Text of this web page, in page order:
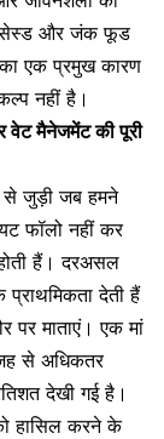
और जंक फूड
का एक प्रमुख कारण
नहीं है।
वेट मैनेजमेंट की पूरी
से जुड़ी जब हमने
फॉलो नहीं कर
हैं। दरअसल
देती हैं
पर माताएं। एक मां
से अधिकतर
देखी गई है।
हासिल करने के